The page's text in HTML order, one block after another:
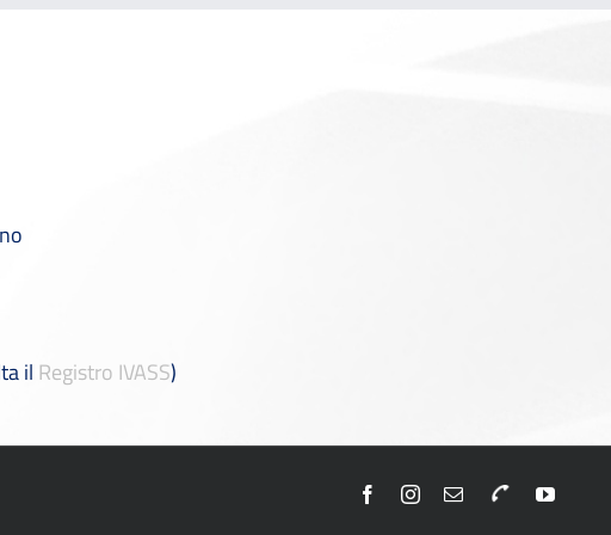
il Registro IVASS)
FacebookInstagram
EmailTelefono